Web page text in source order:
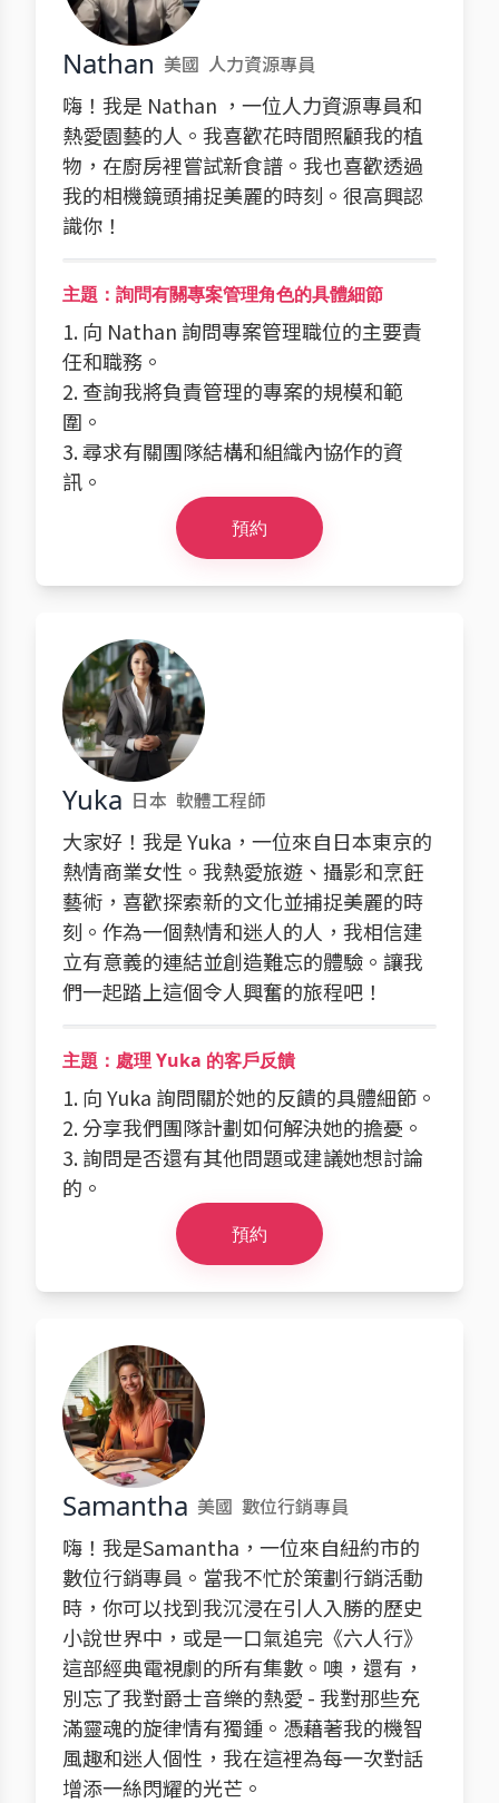
Nathan 美國 人力資源專員
嗨！我是 Nathan ，一位人力資源專員和
熱愛園藝的人。我喜歡花時間照顧我的植
物，在廚房裡嘗試新食譜。我也喜歡透過
我的相機鏡頭捕捉美麗的時刻。很高興認
識你！
主題：詢問有關專案管理角色的具體細節
1. 向 Nathan 詢問專案管理職位的主要責
任和職務。
2. 查詢我將負責管理的專案的規模和範
圍。
3. 尋求有關團隊結構和組織內協作的資
訊。
預約
Yuka 日本 軟體工程師
大家好！我是 Yuka，一位來自日本東京的
熱情商業女性。我熱愛旅遊、攝影和烹飪
藝術，喜歡探索新的文化並捕捉美麗的時
刻。作為一個熱情和迷人的人，我相信建
立有意義的連結並創造難忘的體驗。讓我
們一起踏上這個令人興奮的旅程吧！
主題：處理 Yuka 的客戶反饋
1. 向 Yuka 詢問關於她的反饋的具體細節。
2. 分享我們團隊計劃如何解決她的擔憂。
3. 詢問是否還有其他問題或建議她想討論
的。
預約
Samantha 美國 數位行銷專員
嗨！我是Samantha，一位來自紐約市的
數位行銷專員。當我不忙於策劃行銷活動
時，你可以找到我沉浸在引人入勝的歷史
小說世界中，或是一口氣追完《六人行》
這部經典電視劇的所有集數。噢，還有，
別忘了我對爵士音樂的熱愛 - 我對那些充
滿靈魂的旋律情有獨鍾。憑藉著我的機智
風趣和迷人個性，我在這裡為每一次對話
增添一絲閃耀的光芒。